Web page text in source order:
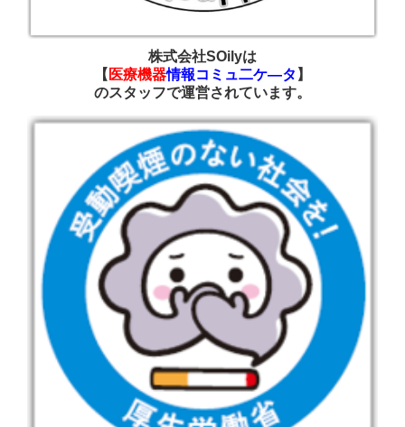
株式会社SOilyは
【 医療機器情報コミュ二ケ―タ 】
のスタッフで運営されています。